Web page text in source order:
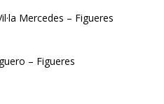
Mercedes – Figueres
– Figueres